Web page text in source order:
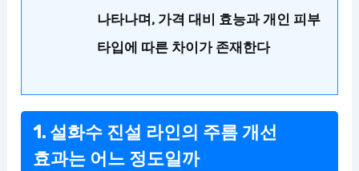
나타나며, 가격 대비 효능과 개인 피부
타입에 따른 차이가 존재한다
1. 설화수 진설 라인의 주름 개선
효과는 어느 정도일까